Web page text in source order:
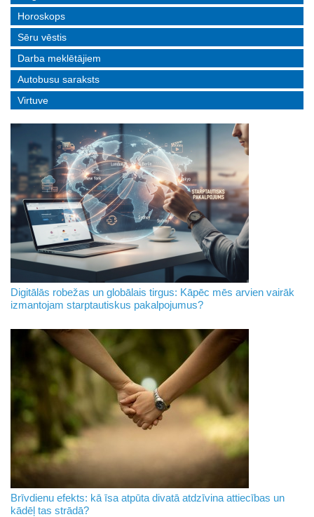
Horoskops
Sēru vēstis
Darba meklētājiem
Autobusu saraksts
Virtuve
Digitālās robežas un globālais tirgus: Kāpēc mēs arvien vairāk
izmantojam starptautiskus pakalpojumus?
Brīvdienu efekts: kā īsa atpūta divatā atdzīvina attiecības un
kādēļ tas strādā?